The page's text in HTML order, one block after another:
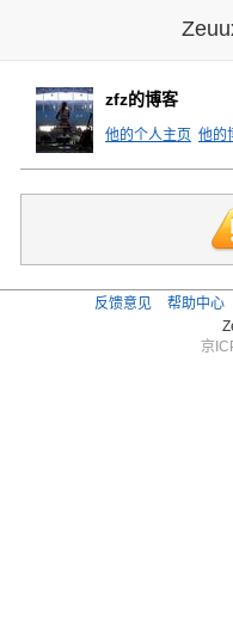
zfz的博客
他的个人主页 他的
反馈意见 帮助中心
京